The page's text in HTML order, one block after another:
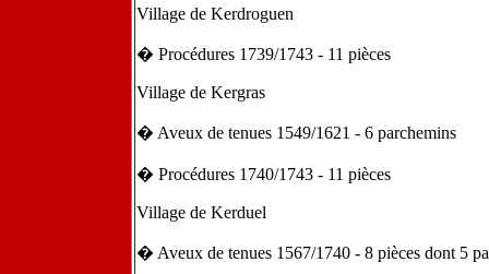
Village de Kerdroguen
� Procédures 1739/1743 - 11 pièces
Village de Kergras
� Aveux de tenues 1549/1621 - 6 parchemins
� Procédures 1740/1743 - 11 pièces
Village de Kerduel
� Aveux de tenues 1567/1740 - 8 pièces dont 5